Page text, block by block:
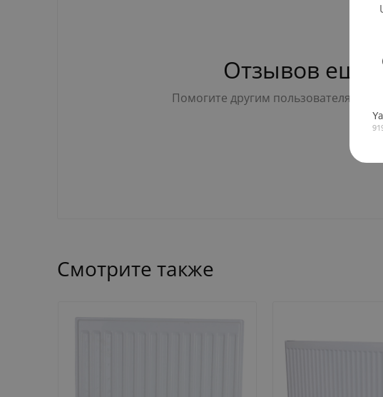
Отзывов ещё
Помогите другим пользователям с
Смотрите также